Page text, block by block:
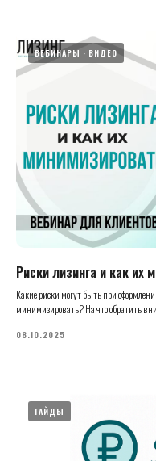
ВЕБИНАРЫ ВИДЕО
Риски лизинга и как их
Какие риски могут быть при
минимизировать? На что обратить
08.10.2025
ГАЙДЫ